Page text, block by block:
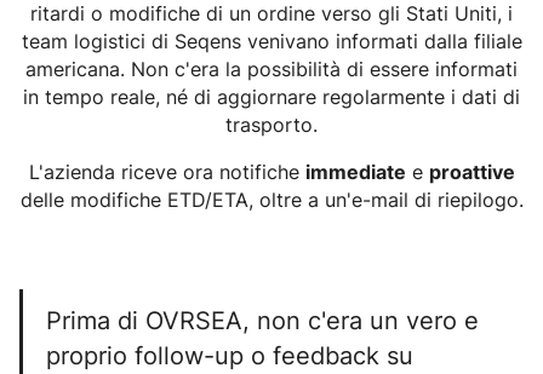
ritardi o modifiche di un ordine verso gli Stati Uniti, i
team logistici di Seqens venivano informati dalla filiale
americana. Non c'era la possibilità di essere informati
in tempo reale, né di aggiornare regolarmente i dati di
trasporto.
L'azienda riceve ora notifiche immediate e proattive
delle modifiche ETD/ETA, oltre a un'e-mail di riepilogo.
Prima di OVRSEA, non c'era un vero e
proprio follow-up o feedback su